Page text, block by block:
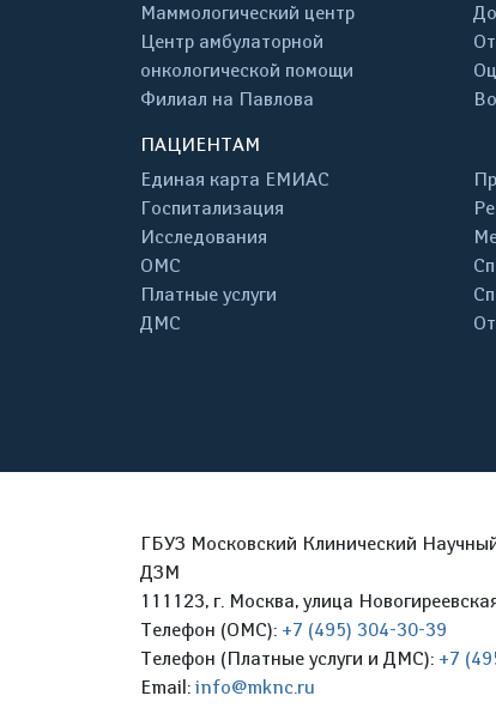
Маммологический центр
Центр амбулаторной
онкологической помощи
Филиал на Павлова
ПАЦИЕНТАМ
Единая карта ЕМИАС
Госпитализация
Исследования
ОМС
Платные услуги
ДМС
ГБУЗ Московский Клинический
ДЗМ
111123, г. Москва, улица
Телефон (ОМС): +7 (495) 304-30-39
Телефон (Платные услуги и ДМС): +7
Email: info@mknc.ru